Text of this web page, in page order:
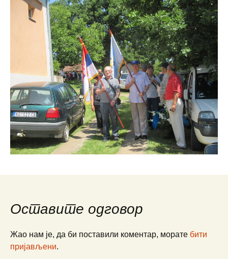
Оставите одговор
Жао нам је, да би поставили коментар, морате бити
пријављени.